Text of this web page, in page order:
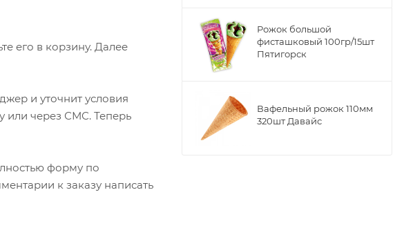
его в корзину. Далее
и уточнит условия
или через СМС. Теперь
форму по
к заказу написать
Рожок большой
фисташковый 100гр/15шт
Пятигорск
Вафельный рожок 110мм
320шт Давайс